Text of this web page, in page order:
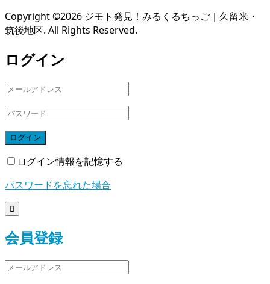
Copyright ©2026 ジモト発見！みるくるちっご｜久留米・
筑後地区. All Rights Reserved.
ログイン
ログイン
ログイン情報を記憶する
パスワードを忘れた場合

会員登録